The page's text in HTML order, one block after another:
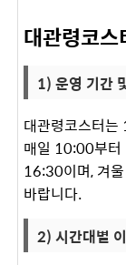
대관령코
1) 운영 기간
대관령코스터는
매일 10:00부터
16:30이며, 겨
바랍니다. ​
2) 시간대별